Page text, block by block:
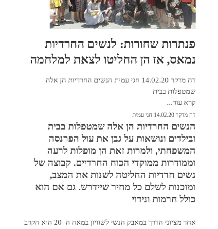
פנתרות שחורות: לנשים החרדיות
נמאס, אז הן החליטו לצאת למלחמה
דה מרקר 14.02.20 חגי עמית הנשים החרדיות הן אלה
שמטפלות בבית
קרא עוד...
דה מרקר 14.02.20 חגי עמית
הנשים החרדיות הן אלה שמטפלות בבית
ובילדים ונושאות על גבן את עול הפרנסה
המשפחתי, ולמרות זאת הן מופלות לרעה
וממודרות ממוקדי הכוח החרדיים. קבוצה של
נשים חרדיות החליטה לשנות את המצב,
ומוכנות לשלם כל מחיר שיידרש. גם אם הוא
כולל חרמות ונידוי
אחד מציוני הדרך במאבק הנשי לשוויון במאה ה–20 הוא הקרב